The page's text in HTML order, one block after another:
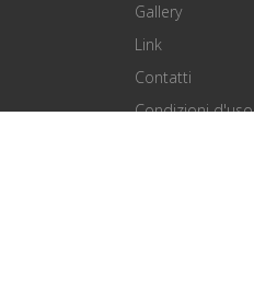
Gallery
Link
Contatti
Condizioni d'uso